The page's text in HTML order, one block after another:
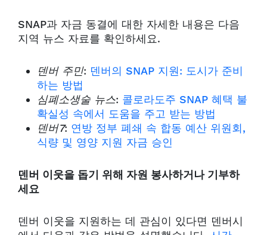
SNAP과 자금 동결에 대한 자세한 내용은 다음
지역 뉴스 자료를 확인하세요.
덴버 주민: 덴버의 SNAP 지원: 도시가 준비
하는 방법
심폐소생술 뉴스: 콜로라도주 SNAP 혜택 불
확실성 속에서 도움을 주고 받는 방법
덴버7: 연방 정부 폐쇄 속 합동 예산 위원회,
식량 및 영양 지원 자금 승인
덴버 이웃을 돕기 위해 자원 봉사하거나 기부하
세요
덴버 이웃을 지원하는 데 관심이 있다면 덴버시